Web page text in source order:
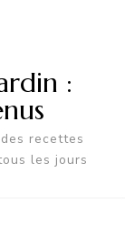
:
recettes
les jours